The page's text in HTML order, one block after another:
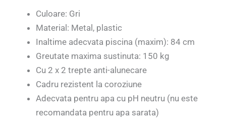
Culoare: Gri
Material: Metal, plastic
Inaltime adecvata piscina (maxim): 84 cm
Greutate maxima sustinuta: 150 kg
Cu 2 x 2 trepte anti-alunecare
Cadru rezistent la coroziune
Adecvata pentru apa cu pH neutru (nu este
recomandata pentru apa sarata)